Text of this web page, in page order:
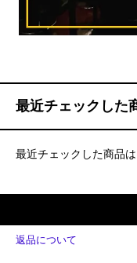
最近チェックした
最近チェックした商品は
返品について